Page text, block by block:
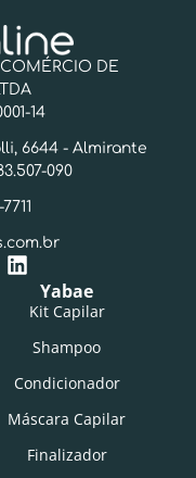
DE
14
6644 - Almirante
090
Yabae
Kit Capilar
Shampoo
Condicionador
Máscara Capilar
Finalizador